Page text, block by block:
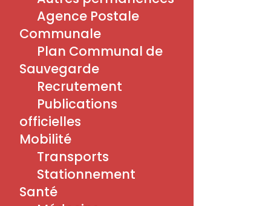
Repas du Carnaval – Personnes du 3ème âge
Visite nocturne à la Cap Lamp
Navigation
Accueil
Actualités
A la une
Horaires
Contact
Agence Postale
Communale
Plan Communal de
Sauvegarde
Recrutement
Publications
officielles
Mobilité
Transports
Stationnement
Santé